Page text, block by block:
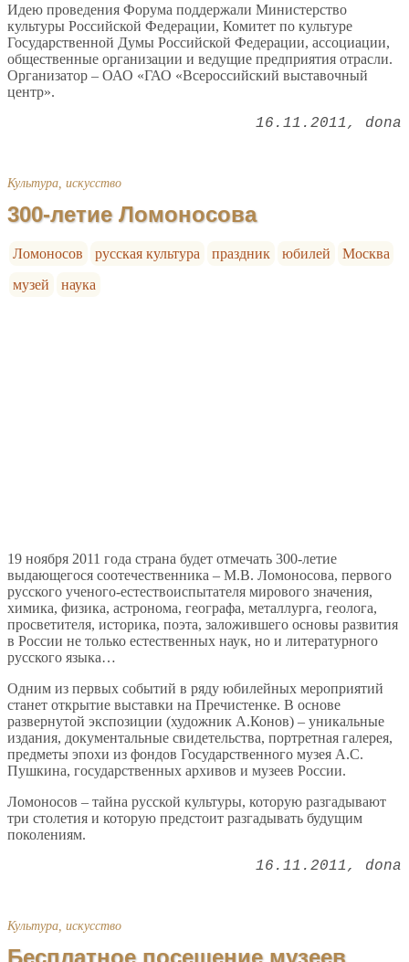
Идею проведения Форума поддержали Министерство
культуры Российской Федерации, Комитет по культуре
Государственной Думы Российской Федерации, ассоциации,
общественные организации и ведущие предприятия отрасли.
Организатор – ОАО «ГАО «Всероссийский выставочный
центр».
16.11.2011 dona
Культура, искусство
300-летие Ломоносова
Ломоносов русская культура праздник юбилей
Москва
музей
наука
19 ноября 2011 года страна будет отмечать 300-летие
выдающегося соотечественника – М.В. Ломоносова, первого
русского ученого-естествоиспытателя мирового значения,
химика, физика, астронома, географа, металлурга, геолога,
просветителя, историка, поэта, заложившего основы развития
в России не только естественных наук, но и литературного
русского языка…
Одним из первых событий в ряду юбилейных мероприятий
станет открытие выставки на Пречистенке. В основе
развернутой экспозиции (художник А.Конов) – уникальные
издания, документальные свидетельства, портретная галерея,
предметы эпохи из фондов Государственного музея А.С.
Пушкина, государственных архивов и музеев России.
Ломоносов – тайна русской культуры, которую разгадывают
три столетия и которую предстоит разгадывать будущим
поколениям.
16.11.2011 dona
Культура, искусство
Бесплатное посещение музеев